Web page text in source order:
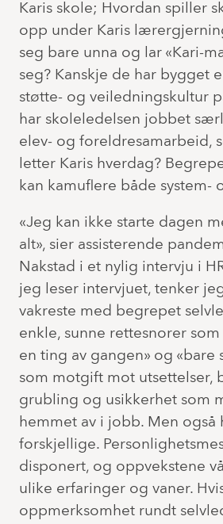
Karis skole; Hvordan spiller
opp under Karis
seg bare unna og lar «Kari-
seg? Kanskje de har bygget
støtte- og veiledningskultur
har skoleledelsen jobbet
elev- og foreldresamarbeid,
letter Karis hverdag?
kan kamuflere både system-
«Jeg kan ikke starte dagen
alt», sier assisterende
Nakstad i et nylig intervju i
jeg leser intervjuet, tenker
vakreste med begrepet
enkle, sunne rettesnorer
en ting av gangen» og «bare
som motgift mot utsettelser,
grubling og usikkerhet som
hemmet av i jobb. Men også
forskjellige.
disponert, og oppvekstene
ulike erfaringer og vaner.
oppmerksomhet rundt